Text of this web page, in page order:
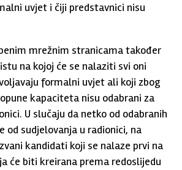
uvjet i čiji predstavnici nisu
mrežnim stranicama također
na kojoj će se nalaziti svi oni
formalni uvjet ali koji zbog
kapaciteta nisu odabrani za
U slučaju da netko od odabranih
od sudjelovanja u radionici, na
kandidati koji se nalaze prvi na
će biti kreirana prema redoslijedu